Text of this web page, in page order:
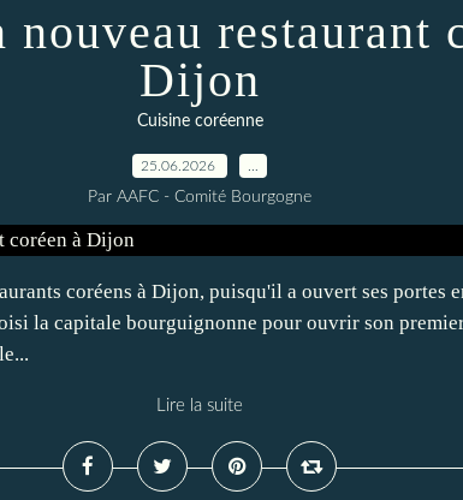
nouveau restaurant
Dijon
Cuisine coréenne
25.06.2026
Par AAFC - Comité Bourgogne
coréens à Dijon, puisqu'il a ouvert ses portes
la capitale bourguignonne pour ouvrir son
Lire la suite